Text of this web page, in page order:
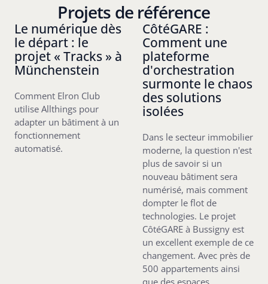
Projets de référence
Le numérique dès
le départ : le
projet « Tracks » à
Münchenstein
Comment Elron Club
utilise Allthings pour
adapter un bâtiment à un
fonctionnement
automatisé.
CôtéGARE :
Comment une
plateforme
d'orchestration
surmonte le chaos
des solutions
isolées
Dans le secteur immobilier
moderne, la question n'est
plus de savoir si un
nouveau bâtiment sera
numérisé, mais comment
dompter le flot de
technologies. Le projet
CôtéGARE à Bussigny est
un excellent exemple de ce
changement. Avec près de
500 appartements ainsi
que des espaces